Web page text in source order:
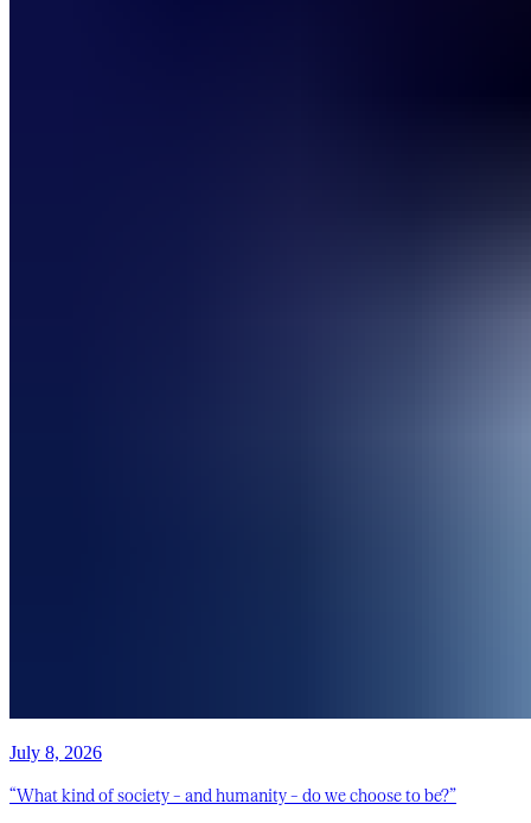
July 8, 2026
“What kind of society – and humanity – do we choose to be?”